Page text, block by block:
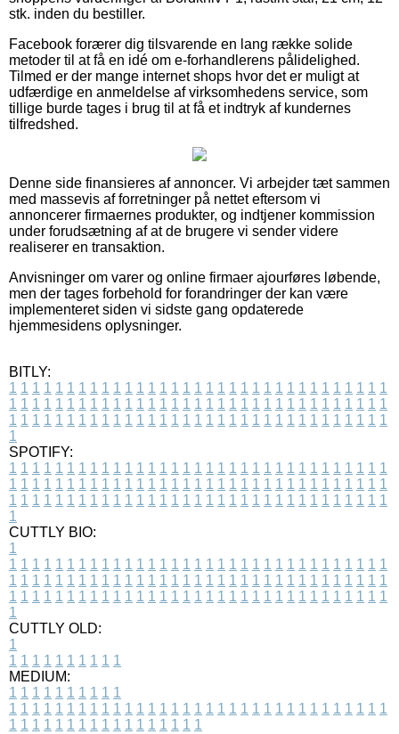
stk. inden du bestiller.
Facebook forærer dig tilsvarende en lang række solide
metoder til at få en idé om e-forhandlerens pålidelighed.
Tilmed er der mange internet shops hvor det er muligt at
udfærdige en anmeldelse af virksomhedens service, som
tillige burde tages i brug til at få et indtryk af kundernes
tilfredshed.
Denne side finansieres af annoncer. Vi arbejder tæt sammen
med massevis af forretninger på nettet eftersom vi
annoncerer firmaernes produkter, og indtjener kommission
under forudsætning af at de brugere vi sender videre
realiserer en transaktion.
Anvisninger om varer og online firmaer ajourføres løbende,
men der tages forbehold for forandringer der kan være
implementeret siden vi sidste gang opdaterede
hjemmesidens oplysninger.
BITLY:
1 1 1 1 1 1 1 1 1 1 1 1 1 1 1 1 1 1 1 1 1 1 1 1 1 1 1 1 1 1 1 1 1
1 1 1 1 1 1 1 1 1 1 1 1 1 1 1 1 1 1 1 1 1 1 1 1 1 1 1 1 1 1 1 1 1
1 1 1 1 1 1 1 1 1 1 1 1 1 1 1 1 1 1 1 1 1 1 1 1 1 1 1 1 1 1 1 1 1
1
SPOTIFY:
1 1 1 1 1 1 1 1 1 1 1 1 1 1 1 1 1 1 1 1 1 1 1 1 1 1 1 1 1 1 1 1 1
1 1 1 1 1 1 1 1 1 1 1 1 1 1 1 1 1 1 1 1 1 1 1 1 1 1 1 1 1 1 1 1 1
1 1 1 1 1 1 1 1 1 1 1 1 1 1 1 1 1 1 1 1 1 1 1 1 1 1 1 1 1 1 1 1 1
1
CUTTLY BIO:
1
1 1 1 1 1 1 1 1 1 1 1 1 1 1 1 1 1 1 1 1 1 1 1 1 1 1 1 1 1 1 1 1 1
1 1 1 1 1 1 1 1 1 1 1 1 1 1 1 1 1 1 1 1 1 1 1 1 1 1 1 1 1 1 1 1 1
1 1 1 1 1 1 1 1 1 1 1 1 1 1 1 1 1 1 1 1 1 1 1 1 1 1 1 1 1 1 1 1 1
1
CUTTLY OLD:
1
1 1 1 1 1 1 1 1 1 1
MEDIUM:
1 1 1 1 1 1 1 1 1 1
1 1 1 1 1 1 1 1 1 1 1 1 1 1 1 1 1 1 1 1 1 1 1 1 1 1 1 1 1 1 1 1 1
1 1 1 1 1 1 1 1 1 1 1 1 1 1 1 1 1